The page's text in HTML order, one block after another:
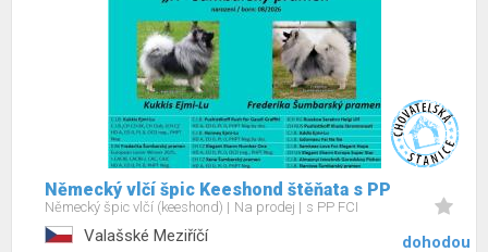
Německý vlčí špic Keeshond štěňata s PP
Německý špic vlčí (keeshond) Na prodej s PP FCI
Valašské Meziříčí dohodou